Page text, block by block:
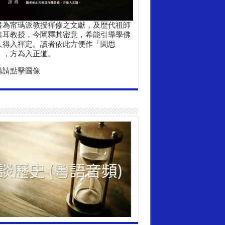
為甯瑪派教授禪修之文獻，及歴代祖師
耳教授，今闡釋其密意，希能引導學佛
得入禪定。讀者依此方便作「聞思
方為入正道。
請點擊圖像